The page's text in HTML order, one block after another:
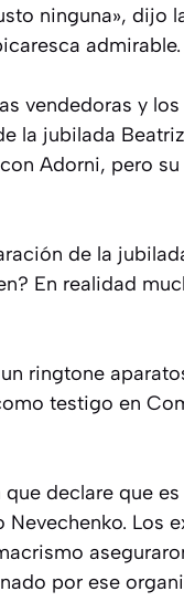
ninguna», dijo
admirable.
vendedoras y
la jubilada
Adorni, pero
de la
En realidad
ringtone
testigo en
declare que
Los
por ese